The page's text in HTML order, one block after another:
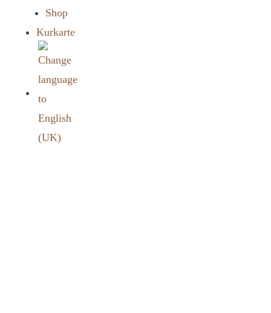
Shop
Kurkarte